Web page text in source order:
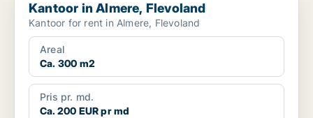
Kantoor in Almere, Flevoland
Kantoor for rent in Almere, Flevoland
Areal
Ca. 300 m2
Pris pr. md.
Ca. 200 EUR pr md